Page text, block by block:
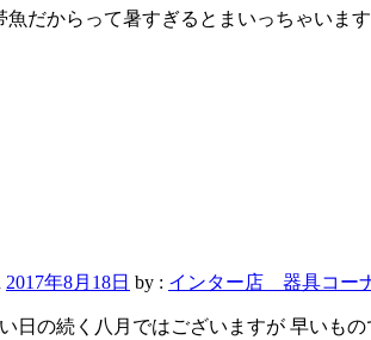
だからって暑すぎるとまいっちゃい
2017年8月18日 by : インター店 器具コー
の続く八月ではございますが 早いも